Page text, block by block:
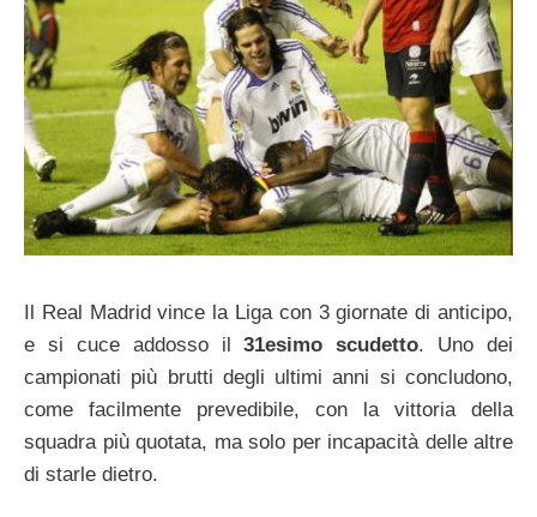
Il Real Madrid vince la Liga con 3 giornate di anticipo,
e si cuce addosso il31esimo scudetto. Uno dei
campionati più brutti degli ultimi anni si concludono,
come facilmente prevedibile, con la vittoria della
squadra più quotata, ma solo per incapacità delle altre
di starle dietro.